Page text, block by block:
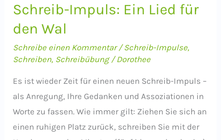
Schreib-Impuls: Ein Lied für
den Wal
Schreibe einen Kommentar /Schreib-Impulse,
Schreiben, Schreibübung/Dorothee
Es ist wieder Zeit für einen neuen Schreib-Impuls –
als Anregung, Ihre Gedanken und Assoziationen in
Worte zu fassen. Wie immer gilt: Ziehen Sie sich an
einen ruhigen Platz zurück, schreiben Sie mit der